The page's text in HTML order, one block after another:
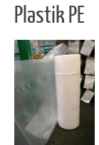
Plastik PE